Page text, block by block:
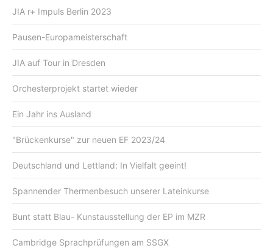
JIA r+ Impuls Berlin 2023
Pausen-Europameisterschaft
JIA auf Tour in Dresden
Orchesterprojekt startet wieder
Ein Jahr ins Ausland
"Brückenkurse" zur neuen EF 2023/24
Deutschland und Lettland: In Vielfalt geeint!
Spannender Thermenbesuch unserer Lateinkurse
Bunt statt Blau- Kunstausstellung der EP im MZR
Cambridge Sprachprüfungen am SSGX